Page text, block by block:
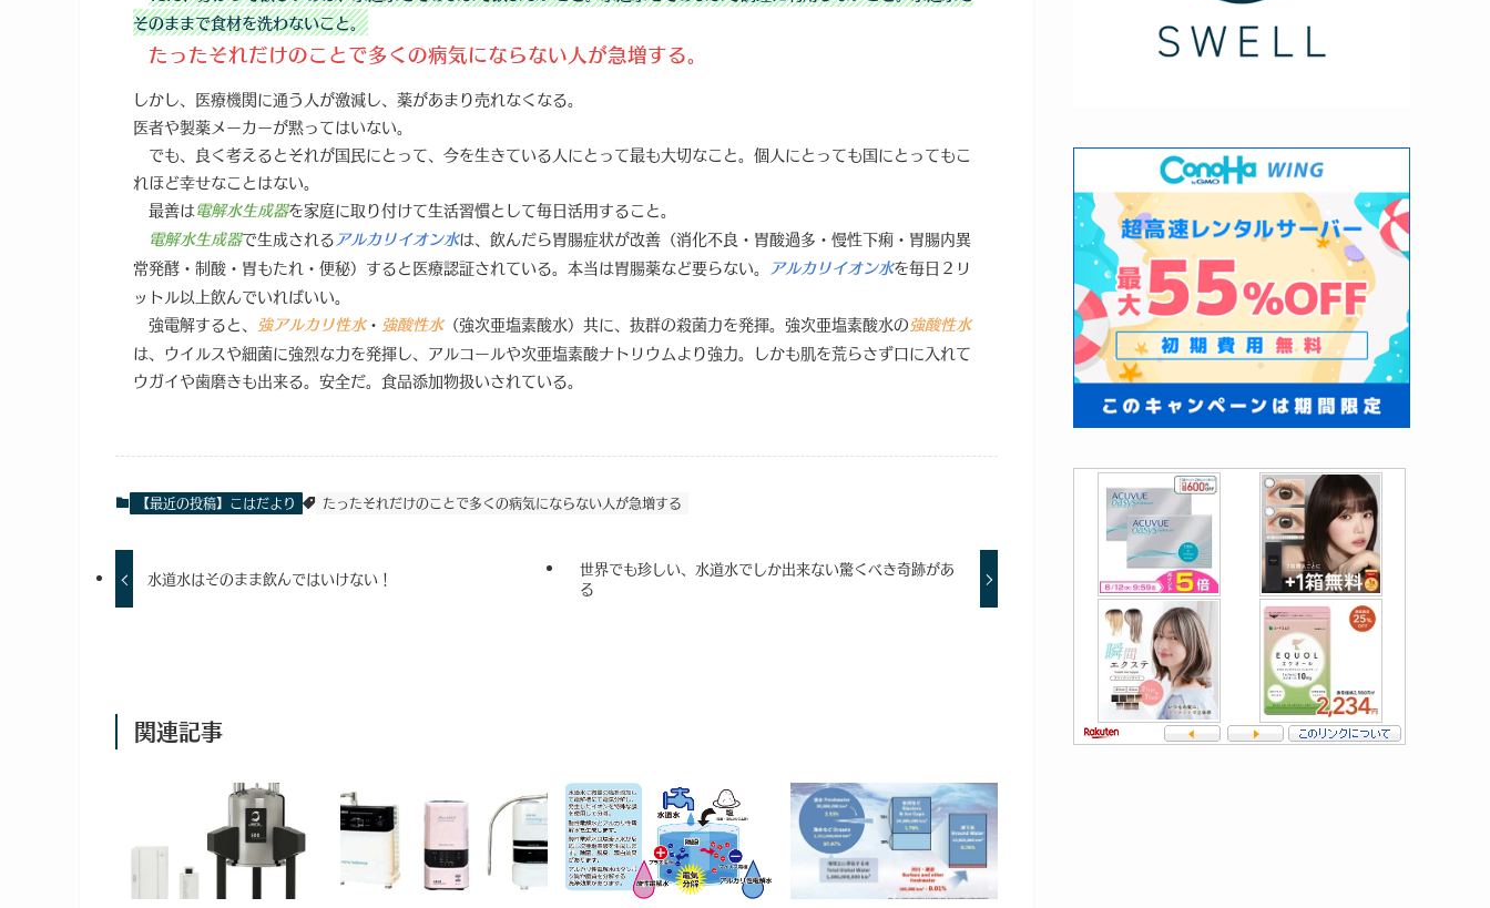
そのままで食材を洗わないこと。
たったそれだけのことで多くの病気にならない人が急増する。
しかし、医療機関に通う人が激減し、薬があまり売れなくなる。
医者や製薬メーカーが黙ってはいない。
でも、良く考えるとそれが国民にとって、今を生きている人にとって最も大切なこと。個人にとっても国にとってもこ
れほど幸せなことはない。
最善は電解水生成器を家庭に取り付けて生活習慣として毎日活用すること。
電解水生成器で生成される アルカリイオン水は、飲んだら胃腸症状が改善（消化不良・胃酸過多・慢性下痢・胃腸内異
常発酵・制酸・胃もたれ・便秘）すると医療認証されている。本当は胃腸薬など要らない。
アルカリイオン水を毎日２リ
ットル以上飲んでいればいい。
強電解すると、
強アルカリ性水・ 強酸性水（強次亜塩素酸水）共に、抜群の殺菌力を発揮。強次亜塩素酸水の強酸性水
は、ウイルスや細菌に強烈な力を発揮し、アルコールや次亜塩素酸ナトリウムより強力。しかも肌を荒らさず口に入れて
ウガイや歯磨きも出来る。安全だ。食品添加物扱いされている。
【最近の投稿】こはだより たったそれだけのことで多くの病気にならない人が急増する
水道水はそのまま飲んではいけない！
世界でも珍しい、水道水でしか出来ない驚くべき奇跡があ
る
関連記事